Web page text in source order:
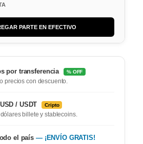
PARTE EN EFECTIVO
por transferencia % OFF
precios con descuento.
/ USDT Cripto
billete y stablecoins.
el país — ¡ENVÍO GRATIS!